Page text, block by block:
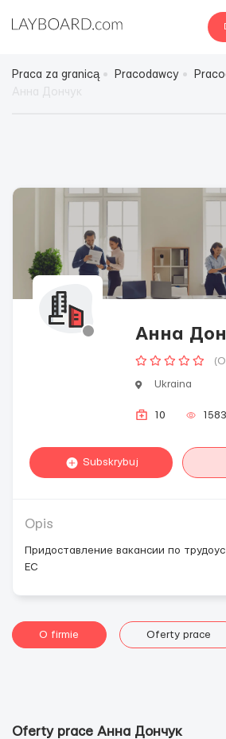
Praca za granicą Pracodawcy
Анна
Ukraina
10 1583
Subskrybuj
Opis
Придоставление вакансии по
ЕС
O firmie Oferty prace
Oferty prace Анна Дончук